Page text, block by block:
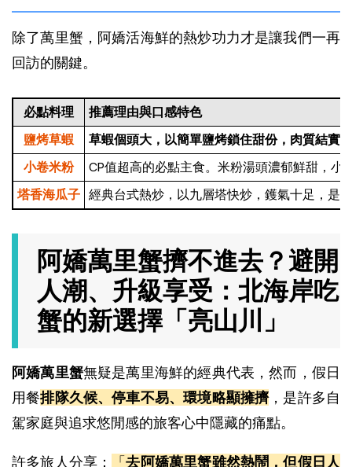
除了萬里蟹，阿嬌活海鮮的熱炒功力才是讓我們一再
回訪的關鍵。
必點料理
推薦理由與口感特色
鹽烤草蝦
草蝦個頭大，以簡單鹽烤鎖住甜份，肉質結實
小卷米粉
CP值超高的必點主食。米粉湯頭濃郁鮮甜，小
塔香海瓜子 經典台式熱炒，以九層塔快炒，鑊氣十足，是
阿嬌萬里蟹擠不進去？避開
人潮、升級享受：北海岸吃
蟹的新選擇「亮山川」
阿嬌萬里蟹無疑是萬里海鮮的經典代表，然而，假日
用餐排隊久候、停車不易、環境略顯擁擠，是許多自
駕家庭與追求悠閒感的旅客心中隱藏的痛點。
許多旅人分享： 「去阿嬌萬里蟹雖然熱鬧，但假日人